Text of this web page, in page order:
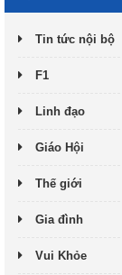
Tin tức nội bộ
F1
Linh đạo
Giáo Hội
Thế giới
Gia đình
Vui Khỏe